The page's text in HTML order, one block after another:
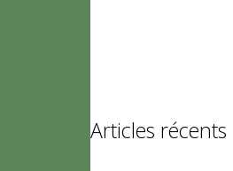
Articles récents